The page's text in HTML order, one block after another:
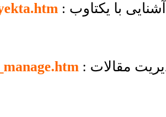
: آشنایی با یکتاوب
مقالات